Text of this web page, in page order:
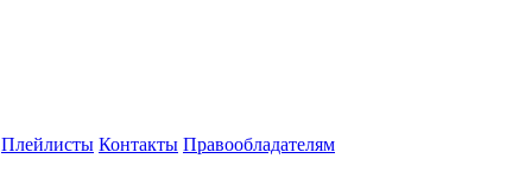
Плейлисты Контакты Правообладателям